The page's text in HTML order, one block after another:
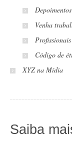
Depoimentos
Venha
Código de
XYZ na Mídia
Saiba